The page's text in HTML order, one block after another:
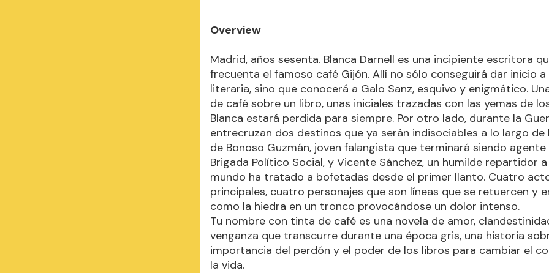
Overview
Madrid, años sesenta. Blanca Darnell es una incipiente escritora
frecuenta el famoso café Gijón. Allí no sólo conseguirá dar inicio
literaria, sino que conocerá a Galo Sanz, esquivo y enigmático.
de café sobre un libro, unas iniciales trazadas con las yemas de
Blanca estará perdida para siempre. Por otro lado, durante la
entrecruzan dos destinos que ya serán indisociables a lo largo de
de Bonoso Guzmán, joven falangista que terminará siendo agente
Brigada Político Social, y Vicente Sánchez, un humilde repartidor
mundo ha tratado a bofetadas desde el primer llanto. Cuatro
principales, cuatro personajes que son líneas que se retuercen y
como la hiedra en un tronco provocándose un dolor intenso.
Tu nombre con tinta de café es una novela de amor,
venganza que transcurre durante una época gris, una historia
importancia del perdón y el poder de los libros para cambiar el
la vida.